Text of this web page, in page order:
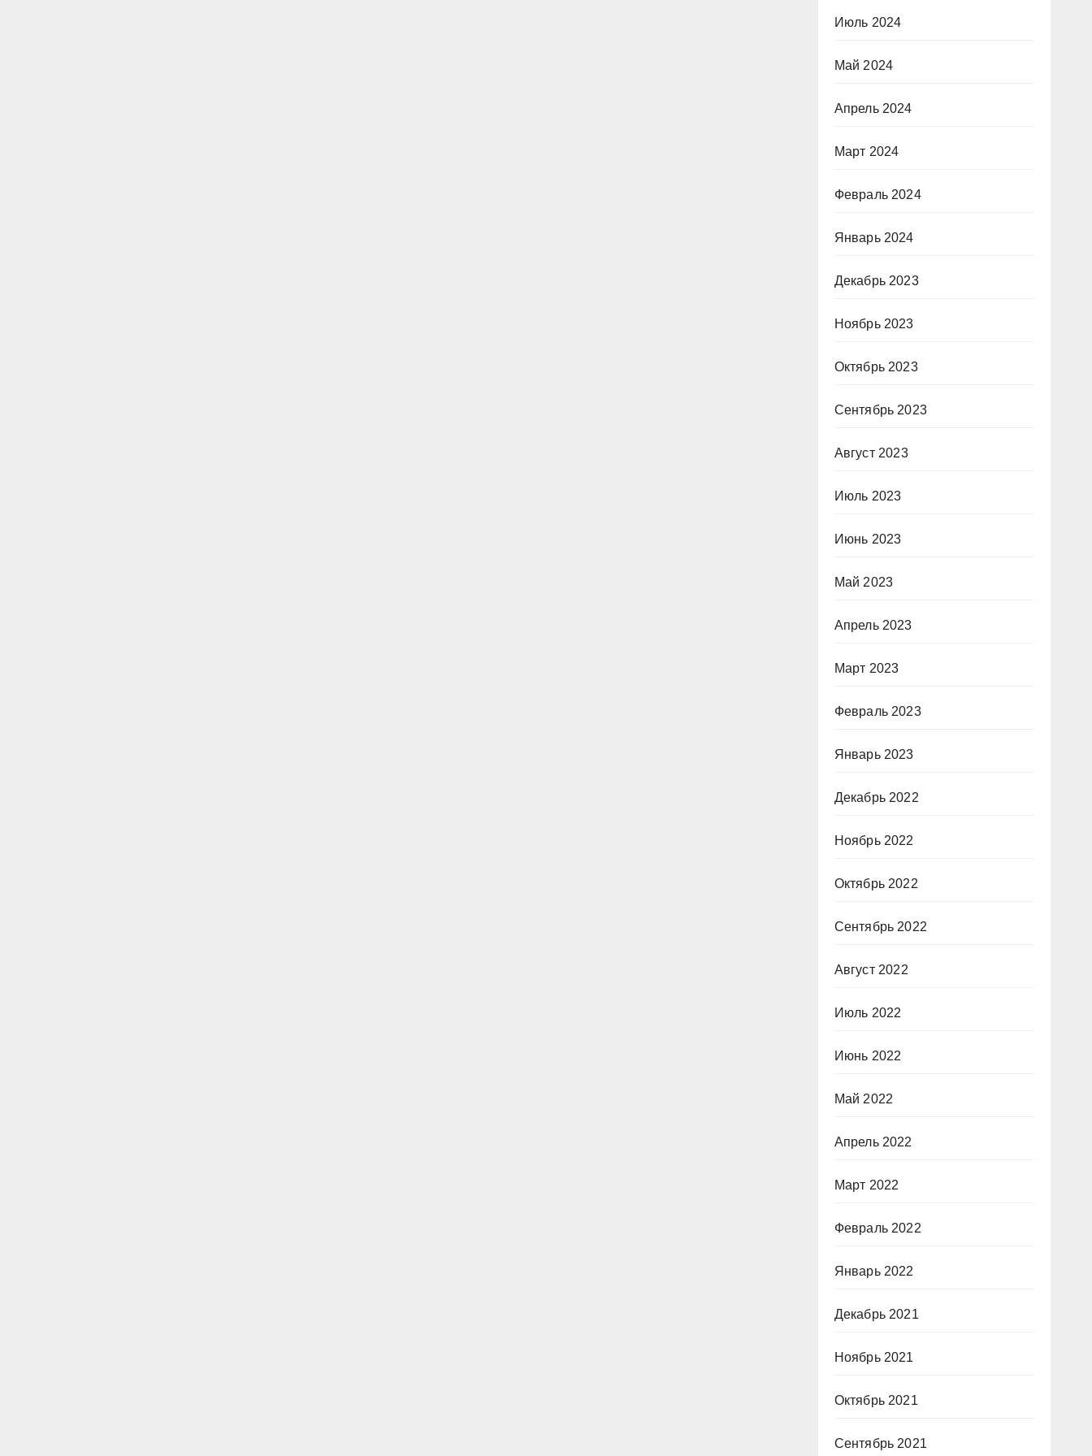
Июль 2024
Май 2024
Апрель 2024
Март 2024
Февраль 2024
Январь 2024
Декабрь 2023
Ноябрь 2023
Октябрь 2023
Сентябрь 2023
Август 2023
Июль 2023
Июнь 2023
Май 2023
Апрель 2023
Март 2023
Февраль 2023
Январь 2023
Декабрь 2022
Ноябрь 2022
Октябрь 2022
Сентябрь 2022
Август 2022
Июль 2022
Июнь 2022
Май 2022
Апрель 2022
Март 2022
Февраль 2022
Январь 2022
Декабрь 2021
Ноябрь 2021
Октябрь 2021
Сентябрь 2021